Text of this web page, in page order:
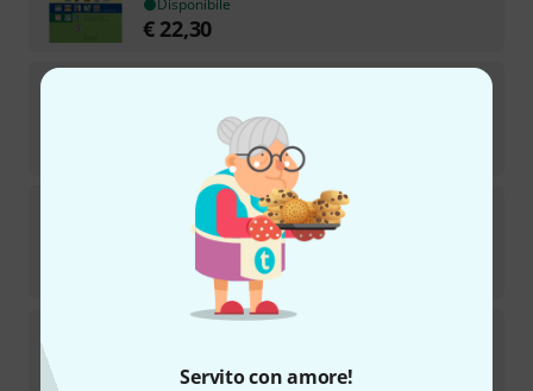
Servito con amore!
€ 22,30
Disponibile
Horst Rapp VerlagHorn Lernen mit Spaß 2
2
Horst Rapp Verlag
Disponibile